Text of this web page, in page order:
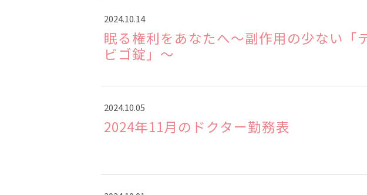
2024.10.14
眠る権利をあなたへ～副作用の少ない「
ビゴ錠」～
2024.10.05
2024年11月のドクター勤務表